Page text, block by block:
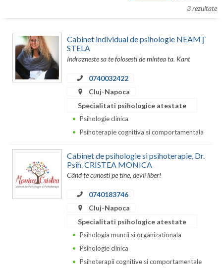
Bucuresti
Buzau
Calarasi
Caras-Severin
Dolj
Galati
3 rezultate
Cabinet individual de psihologie NEAMŢ
STELA
Indrazneste sa te folosesti de mintea ta. Kant
0740032422
Cluj-Napoca
Specialitati psihologice atestate
Psihologie clinica
Psihoterapie cognitiva si comportamentala
Cabinet de psihologie si psihoterapie, Dr.
Psih. CRISTEA MONICA
Când te cunosti pe tine, devii liber!
0740183746
Cluj-Napoca
Specialitati psihologice atestate
Psihologia muncii si organizationala
Psihologie clinica
Psihoterapii cognitive si comportamentale